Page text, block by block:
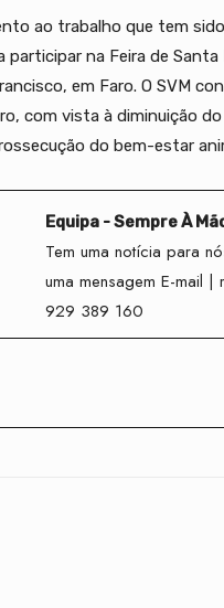
ao trabalho que tem
participar na Feira de
em Faro. O SVM
com vista à diminuição
do bem-estar
Equipa - Sempre À
Tem uma notícia para
uma mensagem E-mail
929 389 160